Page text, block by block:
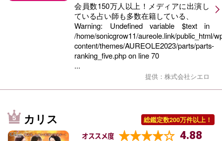
会員数150万人以上！メディアに出演し
ている占い師も多数在籍している、
Warning: Undefined variable $text in
/home/sonicgrow11/aureole.link/public_html/
content/themes/AUREOLE2023/parts/parts-
ranking_five.phpon line70
...
提供：株式会社シエロ
カリス 総鑑定数200万件以上！
オススメ度 4.88